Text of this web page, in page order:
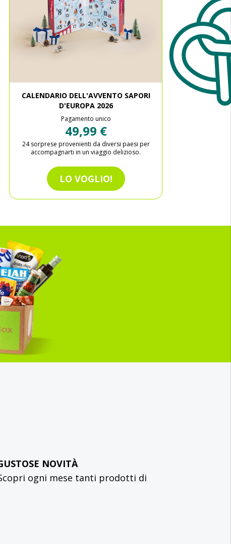
CALENDARIO DELL'AVVENTO SAPORI
D'EUROPA 2026
Pagamento unico
49,99 €
24 sorprese provenienti da diversi paesi per
accompagnarti in un viaggio delizioso.
LO VOGLIO!
NOVITÀ
ogni mese tanti prodotti di